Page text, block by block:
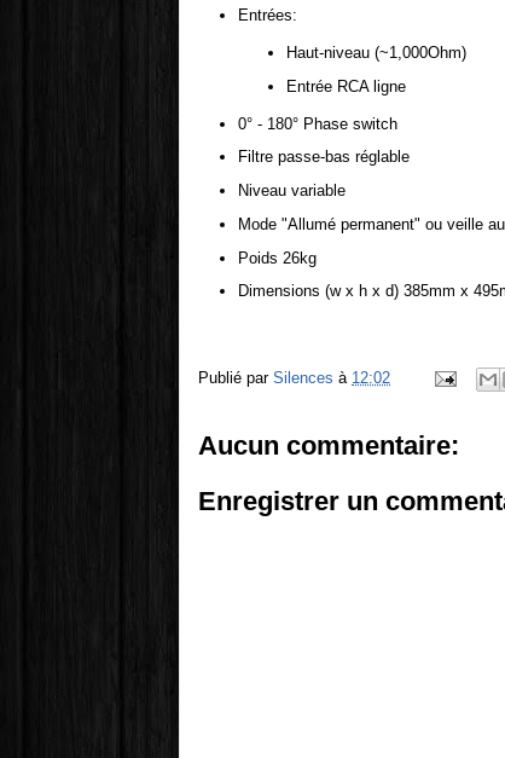
Entrées:
Haut-niveau (~1,000Ohm)
Entrée RCA ligne
0° - 180° Phase switch
Filtre passe-bas réglable
Niveau variable
Mode "Allumé permanent" ou veille
Poids 26kg
Dimensions (w x h x d) 385mm x
Publié par Silences à 12:02
Aucun commentaire:
Enregistrer un